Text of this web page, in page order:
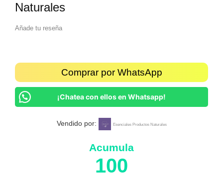
Naturales
Añade tu reseña
Comprar por WhatsApp
¡Chatea con ellos en Whatsapp!
Vendido por: Esenciales Productos Naturales
Acumula
100